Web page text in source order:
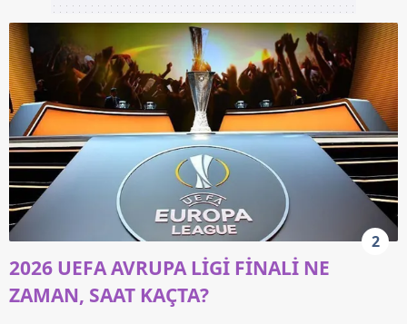
2
2026 UEFA AVRUPA LİGİ FİNALİ NE
ZAMAN, SAAT KAÇTA?